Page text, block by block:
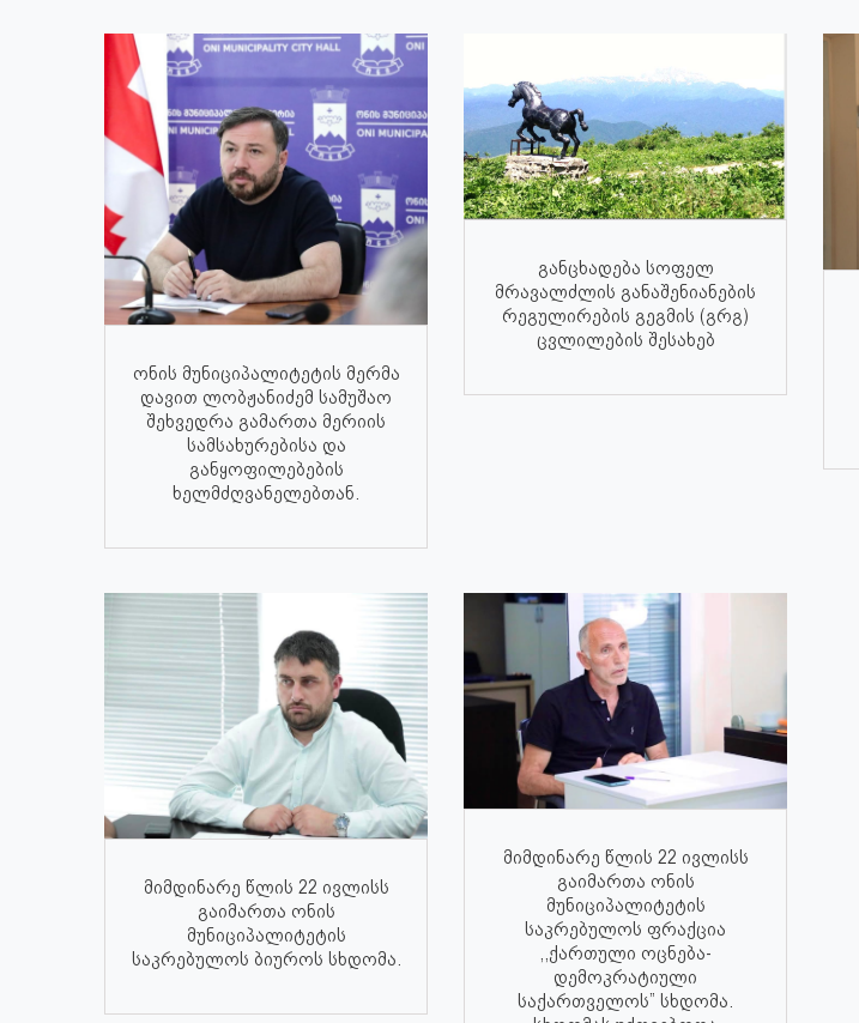
ონის მუნიციპალიტეტის მერმა
დავით ლობჟანიძემ სამუშაო
შეხვედრა გამართა მერიის
სამსახურებისა და
განყოფილებების
ხელმძღვანელებთან.
განცხადება სოფელ
მრავალძლის განაშენიანების
რეგულირების გეგმის (გრგ)
ცვლილების შესახებ
მიმდინარე წლის 22 ივლისს
გაიმართა ონის
მუნიციპალიტეტის
საკრებულოს ბიუროს სხდომა.
მიმდინარე წლის 22 ივლისს
გაიმართა ონის
მუნიციპალიტეტის
საკრებულოს ფრაქცია
,,ქართული ოცნება-
დემოკრატიული
საქართველოს” სხდომა.